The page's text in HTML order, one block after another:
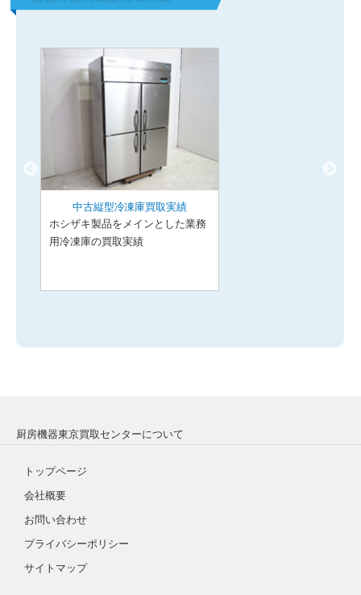
中古縦型冷凍庫買取実績
ホシザキ製品をメインとした業務
用冷凍庫の買取実績
厨房機器東京買取センターについて
トップページ
会社概要
お問い合わせ
プライバシーポリシー
サイトマップ